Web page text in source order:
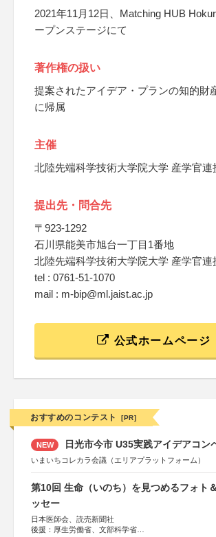
2021年11月12日、Matching HUB
ープンステージにて
著作権の扱い
提案されたアイデア・プランの知的財
に帰属
主催
北陸先端科学技術大学院大学 産学官連
提出先・問合先
〒923-1292
石川県能美市旭台一丁目1番地
北陸先端科学技術大学院大学 産学官連
tel : 0761-51-1070
mail : m-bip@ml.jaist.ac.jp
公式ホームページ
おすすめのコンテスト [PR]
NEW 日光市今市 U35実践アイデアコン
いまいちコレカラ会議（エリアプラットフォーム）
第10回 生命（いのち）を見つめるフォト
ッセー
日本医師会、読売新聞社
後援：厚生労働省、文部科学省